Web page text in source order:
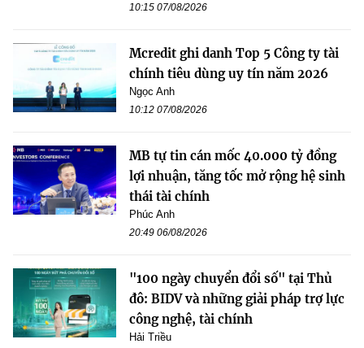
10:15 07/08/2026
Mcredit ghi danh Top 5 Công ty tài
chính tiêu dùng uy tín năm 2026
Ngọc Anh
10:12 07/08/2026
MB tự tin cán mốc 40.000 tỷ đồng
lợi nhuận, tăng tốc mở rộng hệ sinh
thái tài chính
Phúc Anh
20:49 06/08/2026
"100 ngày chuyển đổi số" tại Thủ
đô: BIDV và những giải pháp trợ lực
công nghệ, tài chính
Hải Triều